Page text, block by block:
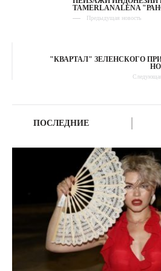
TAMERLANALENA
Предыдущая новость
"КВАРТАЛ" ЗЕЛЕНСКОГО
ПОСЛЕДНИЕ